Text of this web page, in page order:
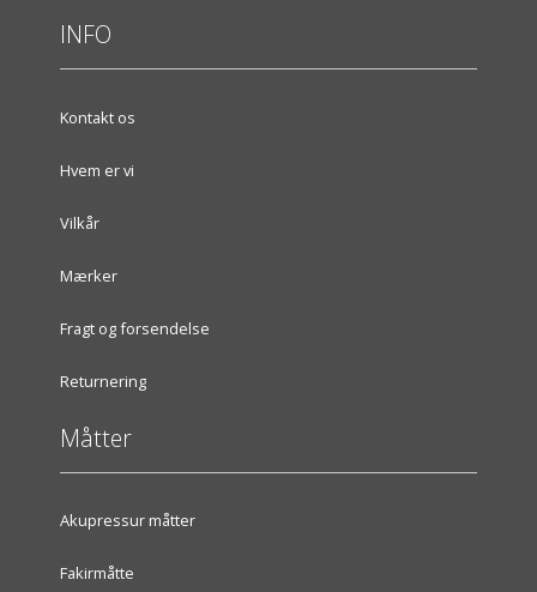
INFO
Kontakt os
Hvem er vi
Vilkår
Mærker
Fragt og forsendelse
Returnering
Måtter
Akupressur måtter
Fakirmåtte